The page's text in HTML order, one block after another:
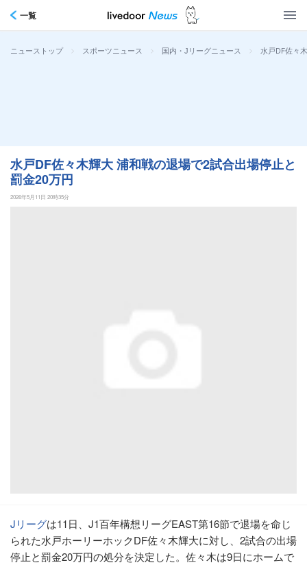
一覧
ニューストップ > スポーツニュース > 国内・Jリーグニュース > 水戸DF佐々
水戸DF佐々木輝大 浦和戦の退場で2試合出場停止と
罰金20万円
2026年5月11日 20時35分
Jリーグは11日、J1百年構想リーグEAST第16節で退場を命じ
られた水戸ホーリーホックDF佐々木輝大に対し、2試合の出場
停止と罰金20万円の処分を決定した。佐々木は9日にホームで